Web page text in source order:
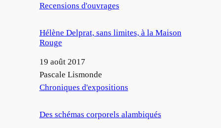
Par rapport à
Recensions d'ouvrages
Hélène Delprat, sans limites, à la Maison
Rouge
Date
19 août 2017
Auteur
Pascale Lismonde
Par rapport à
Chroniques d'expositions
Des schémas corporels alambiqués